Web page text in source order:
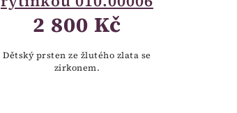
2 800 Kč
Dětský prsten ze žlutého zlata se
zirkonem.